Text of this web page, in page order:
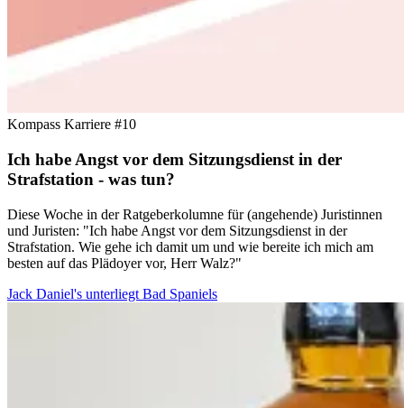
Kompass Karriere #10
Ich habe Angst vor dem Sitzungsdienst in der
Strafstation - was tun?
Diese Woche in der Ratgeberkolumne für (angehende) Juristinnen
und Juristen: "Ich habe Angst vor dem Sitzungsdienst in der
Strafstation. Wie gehe ich damit um und wie bereite ich mich am
besten auf das Plädoyer vor, Herr Walz?"
Jack Daniel's unterliegt Bad Spaniels